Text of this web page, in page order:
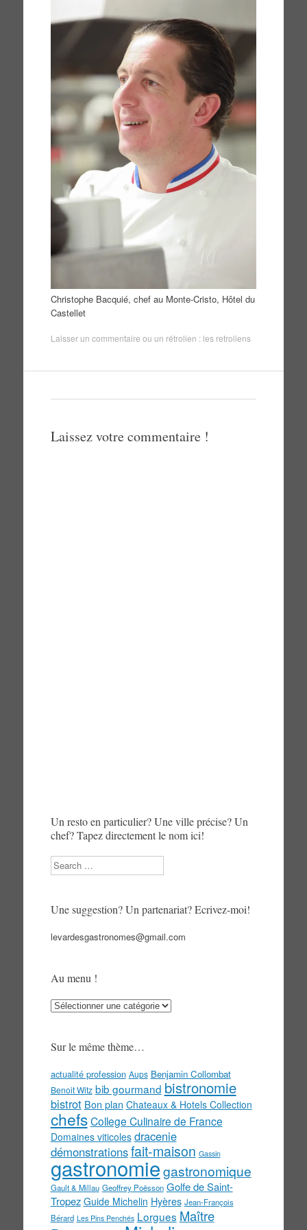
Christophe Bacquié, chef au Monte-Cristo, Hôtel du
Castellet
Laisser un commentaire ou un rétrolien : les retroliens
Laissez votre commentaire !
Un resto en particulier? Une ville précise? Un
chef? Tapez directement le nom ici!
Search
Une suggestion? Un partenariat? Ecrivez-moi!
levardesgastronomes@gmail.com
Au menu !
Au
Sur le même thème…
actualité profession Aups Benjamin Collombat
Benoit Witz bib gourmand bistronomie
bistrot Bon plan Chateaux & Hotels Collection
chefs College Culinaire de France
Domaines viticoles dracenie
démonstrationsfait-maison Gassin
gastronomiegastronomique
Gault & Millau Geoffrey Poësson Golfe de Saint-
Tropez Guide Michelin Hyères Jean-François
Bérard Les Pins Penchés Lorgues Maître